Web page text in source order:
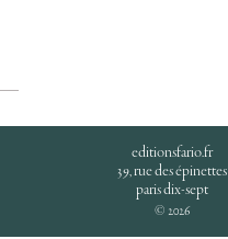
editionsfario.fr
39, rue des épinettes
paris dix-sept
© 2026